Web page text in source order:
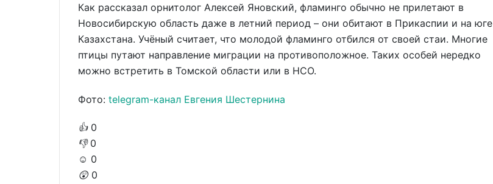
Как рассказал орнитолог Алексей Яновский, фламинго обычно не прилетают в
Новосибирскую область даже в летний период – они обитают в Прикаспии и на юге
Казахстана. Учёный считает, что молодой фламинго отбился от своей стаи. Многие
птицы путают направление миграции на противоположное. Таких особей нередко
можно встретить в Томской области или в НСО.
Фото: telegram-канал Евгения Шестернина
👍 0
👎 0
☺️ 0
😲 0